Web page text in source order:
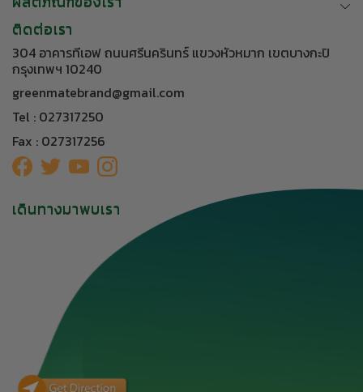
ติดต่อเรา
304 อาคารทีเอฟ ถนนศรีนครินทร์ แขวงหัวหมาก เขตบางกะปิ
กรุงเทพฯ 10240
greenmatebrand@gmail.com
Tel : 027317250
Fax : 027317256
เดินทางมาพบเรา